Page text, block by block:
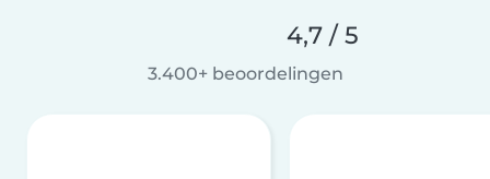
4,7 / 5
3.400+ beoordelingen